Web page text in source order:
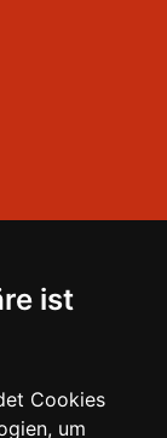
ist
Cookies
um